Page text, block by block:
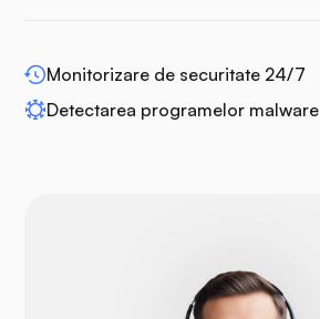
Opencart
Monitorizare de securitate 24/7
Detectarea programelor malware